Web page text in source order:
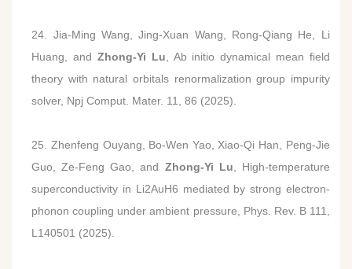
24. Jia-Ming Wang, Jing-Xuan Wang, Rong-Qiang He, Li
Huang, and Zhong-Yi Lu, Ab initio dynamical mean field
theory with natural orbitals renormalization group impurity
solver, Npj Comput. Mater. 11, 86 (2025).
25. Zhenfeng Ouyang, Bo-Wen Yao, Xiao-Qi Han, Peng-Jie
Guo, Ze-Feng Gao, and Zhong-Yi Lu, High-temperature
superconductivity in Li2AuH6 mediated by strong electron-
phonon coupling under ambient pressure, Phys. Rev. B 111,
L140501 (2025).